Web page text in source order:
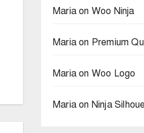
Maria on Woo Ninja
Maria on Premium
Maria on Woo Logo
Maria on Ninja